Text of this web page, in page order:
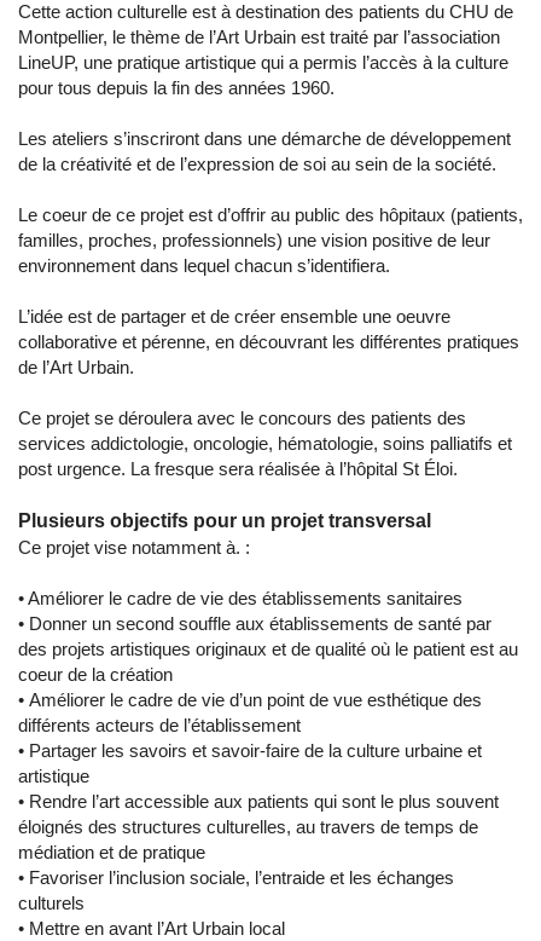
Cette action culturelle est à destination des patients du CHU de
Montpellier, le thème de l’Art Urbain est traité par l’association
LineUP, une pratique artistique qui a permis l’accès à la culture
pour tous depuis la fin des années 1960.
Les ateliers s’inscriront dans une démarche de développement
de la créativité et de l’expression de soi au sein de la société.
Le coeur de ce projet est d’offrir au public des hôpitaux (patients,
familles, proches, professionnels) une vision positive de leur
environnement dans lequel chacun s’identifiera.
L’idée est de partager et de créer ensemble une oeuvre
collaborative et pérenne, en découvrant les différentes pratiques
de l’Art Urbain.
Ce projet se déroulera avec le concours des patients des
services addictologie, oncologie, hématologie, soins palliatifs et
post urgence. La fresque sera réalisée à l’hôpital St Éloi.
Plusieurs objectifs pour un projet transversal
Ce projet vise notamment à. :
• Améliorer le cadre de vie des établissements sanitaires
• Donner un second souffle aux établissements de santé par
des projets artistiques originaux et de qualité où le patient est au
coeur de la création
• Améliorer le cadre de vie d’un point de vue esthétique des
différents acteurs de l’établissement
• Partager les savoirs et savoir-faire de la culture urbaine et
artistique
• Rendre l’art accessible aux patients qui sont le plus souvent
éloignés des structures culturelles, au travers de temps de
médiation et de pratique
• Favoriser l’inclusion sociale, l’entraide et les échanges
culturels
• Mettre en avant l’Art Urbain local